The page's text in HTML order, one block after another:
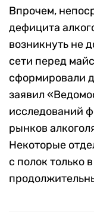
Впрочем,
дефицита
возникнуть не
сети перед
сформировали
заявил
исследований
рынков
Некоторые
с полок только